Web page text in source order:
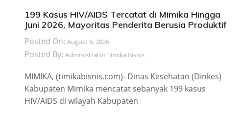
199 Kasus HIV/AIDS Tercatat di Mimika Hingga
Juni 2026, Mayoritas Penderita Berusia Produktif
Posted On: August 6, 2026
Posted By: Administrator Timika Bisnis
MIMIKA, (timikabisnis.com)- Dinas Kesehatan (Dinkes)
Kabupaten Mimika mencatat sebanyak 199 kasus
HIV/AIDS di wilayah Kabupaten